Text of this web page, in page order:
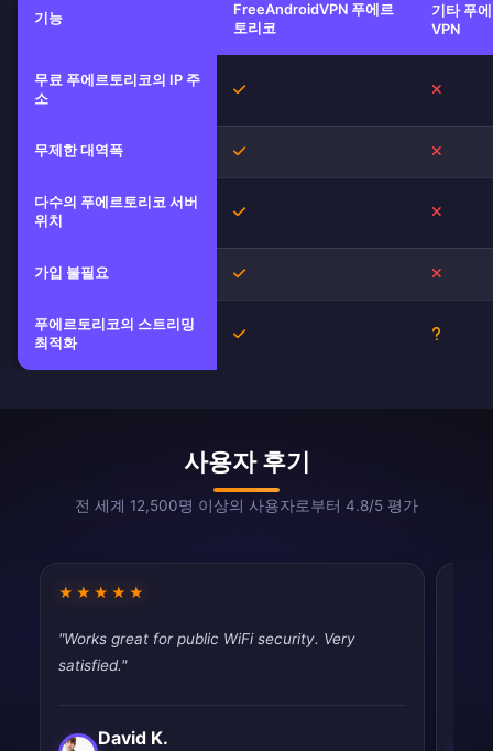
기능
FreeAndroidVPN 푸에르
토리코
기타 푸
VPN
무료 푸에르토리코의 IP 주
소
예
무제한 대역폭 예
다수의 푸에르토리코 서버
위치
예
가입 불필요 예
푸에르토리코의 스트리밍
최적화
예
사용자 후기
전 세계 12,500명 이상의 사용자로부터 4.8/5 평가
★★★★★
"Works great for public WiFi security. Very
satisfied."
David K.